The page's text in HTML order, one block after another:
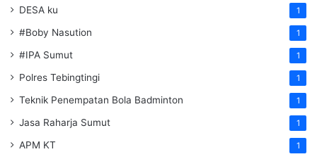
DESA ku 1
#Boby Nasution 1
#IPA Sumut 1
Polres Tebingtingi 1
Teknik Penempatan Bola Badminton 1
Jasa Raharja Sumut 1
APM KT 1